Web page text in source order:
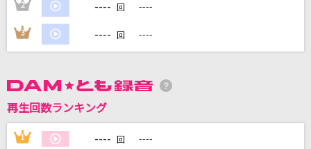
プラネタリウム
大塚 愛
SEKAI NO OWARI(世界の終わり)
Vanilla
GACKT(Gackt)
2 ---- 回 ----
3 ---- 回 ----
再生回数ランキング
1 ---- 回 ----